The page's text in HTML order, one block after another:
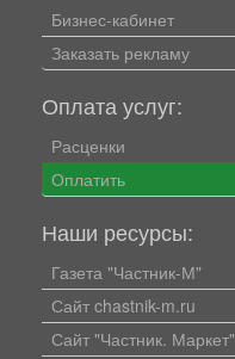
Бизнес-кабинет
Заказать рекламу
Оплата услуг:
Расценки
Оплатить
Наши ресурсы:
Газета "Частник-М"
Сайт chastnik-m.ru
Сайт "Частник. Маркет"